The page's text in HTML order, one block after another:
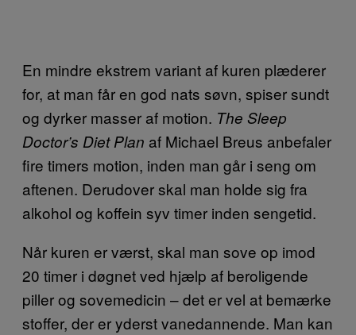
En mindre ekstrem variant af kuren plæderer
for, at man får en god nats søvn, spiser sundt
og dyrker masser af motion. The Sleep
Doctor’s Diet Plan af Michael Breus anbefaler
fire timers motion, inden man går i seng om
aftenen. Derudover skal man holde sig fra
alkohol og koffein syv timer inden sengetid.
Når kuren er værst, skal man sove op imod
20 timer i døgnet ved hjælp af beroligende
piller og sovemedicin – det er vel at bemærke
stoffer, der er yderst vanedannende. Man kan